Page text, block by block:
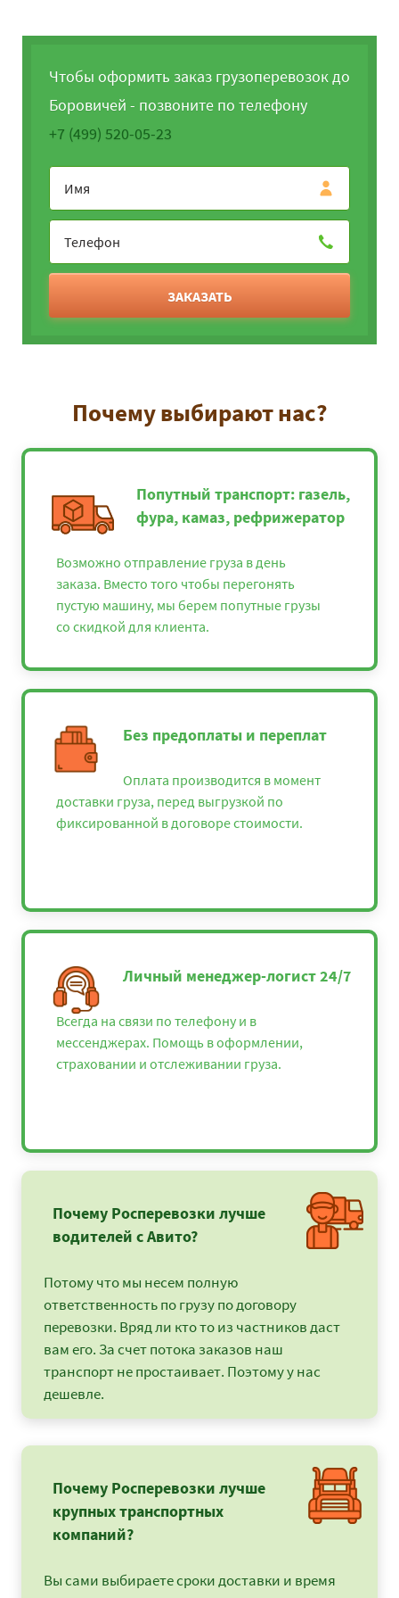
Чтобы оформить заказ грузоперевозок до
Боровичей - позвоните по телефону
+7 (499) 520-05-23
ЗАКАЗАТЬ
Почему выбирают нас?
Попутный транспорт: газель,
фура, камаз, рефрижератор
Возможно отправление груза в день
заказа. Вместо того чтобы перегонять
пустую машину, мы берем попутные грузы
со скидкой для клиента.
Без предоплаты и переплат
Оплата производится в момент
доставки груза, перед выгрузкой по
фиксированной в договоре стоимости.
Личный менеджер-логист 24/7
Всегда на связи по телефону и в
мессенджерах. Помощь в оформлении,
страховании и отслеживании груза.
Почему Росперевозки лучше
водителей с Авито?
Потому что мы несем полную
ответственность по грузу по договору
перевозки. Вряд ли кто то из частников даст
вам его. За счет потока заказов наш
транспорт не простаивает. Поэтому у нас
дешевле.
Почему Росперевозки лучше
крупных транспортных
компаний?
Вы сами выбираете сроки доставки и время